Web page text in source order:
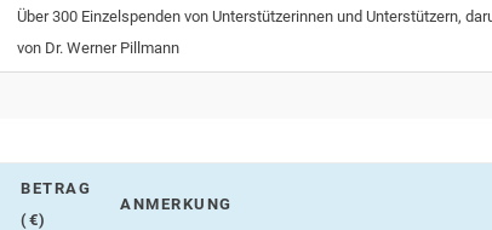
Über 300 Einzelspenden von Unterstützerinnen und Unterstützern,
von Dr. Werner Pillmann
BETRAG
(€)
ANMERKUNG